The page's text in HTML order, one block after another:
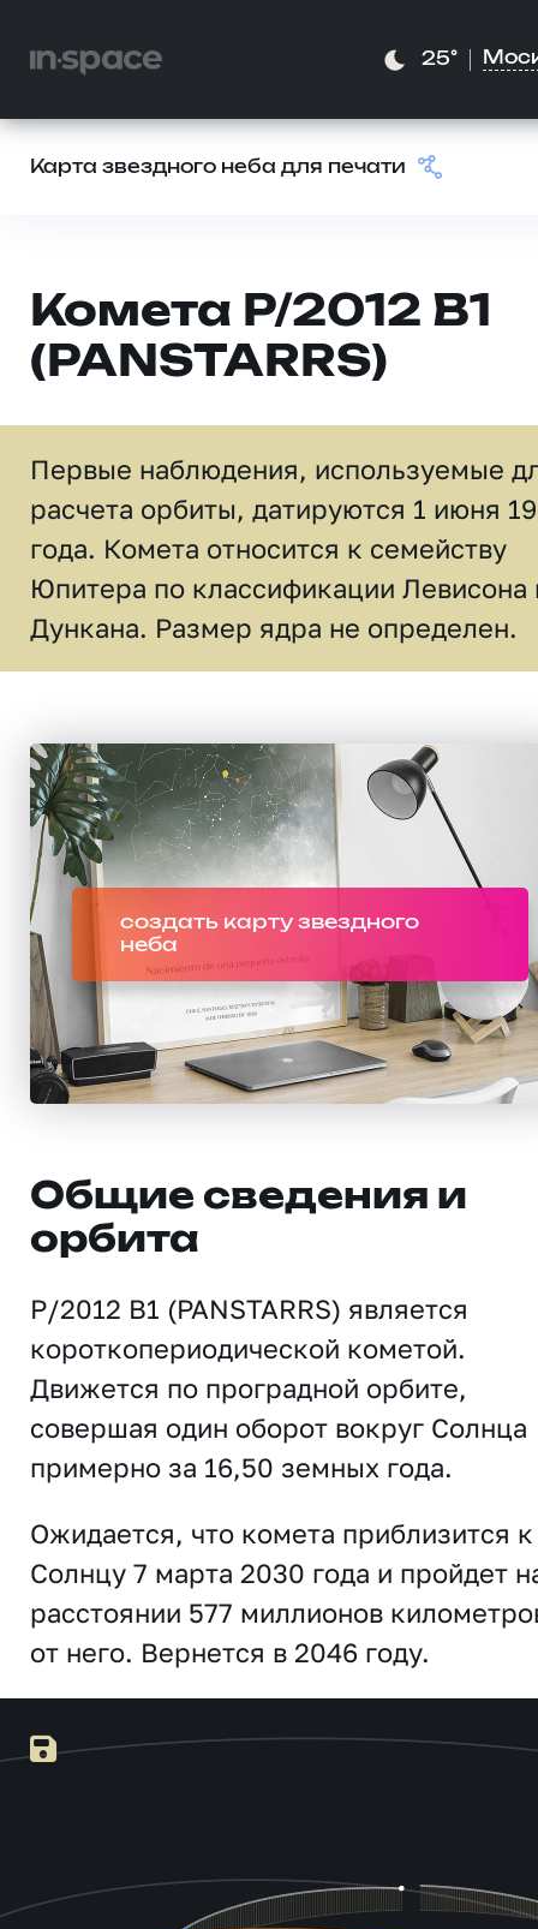
25°
Карта звездного неба для печати
Комета P/2012 B1
(PANSTARRS)
Первые наблюдения, используемые
расчета орбиты, датируются 1 июня
года. Комета относится к семейству
Юпитера по классификации Левисона
Дункана. Размер ядра не определен.
создать карту звездного
неба
Общие сведения и
орбита
P/2012 B1 (PANSTARRS) является
короткопериодической кометой.
Движется по проградной орбите,
совершая один оборот вокруг Солнца
примерно за 16,50 земных года.
Ожидается, что комета приблизится к
Солнцу 7 марта 2030 года и пройдет
расстоянии 577 миллионов
от него. Вернется в 2046 году.